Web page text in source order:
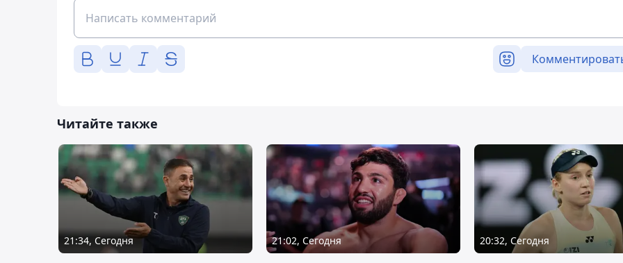
Читайте также
21:34, Сегодня 21:02, Сегодня 20:32, Сегодня